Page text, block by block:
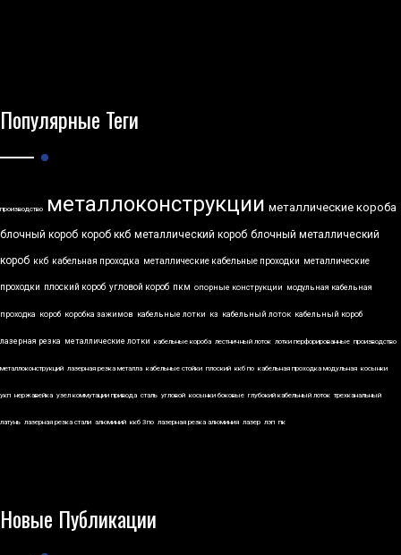
Популярные Теги
производство металлоконструкции металлические короба
блочный короб короб ккб металлический короб блочный металлический
короб ккб кабельная проходка металлические кабельные проходки металлические
проходки плоский короб угловой короб пкм опорные конструкции модульная кабельная
проходка короб коробка зажимов кабельные лотки кз кабельный лоток кабельный короб
лазерная резка металлические лотки кабельные короба лестничный лоток лотки перфорированные производство
металлоконструкций лазерная резка металла кабельные стойки плоский ккб по кабельная проходка модульная косынки
укп нержавейка узел коммутации привода сталь угловой косынки боковые глубокий кабельный лоток трехканальный
латунь лазерная резка стали алюминий ккб 3по лазерная резка алюминия лазер лэп пк
Новые Публикации